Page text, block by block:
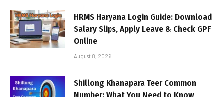
HRMS Haryana Login Guide: Download
Salary Slips, Apply Leave & Check GPF
Online
August 8, 2026
Shillong Khanapara Teer Common
Number: What You Need to Know